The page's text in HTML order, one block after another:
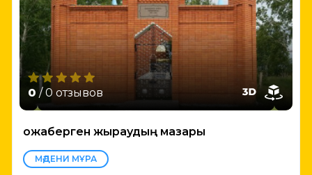
0 / 0 отзывов
Қожаберген жыраудың мазары
МӘДЕНИ МҰРА